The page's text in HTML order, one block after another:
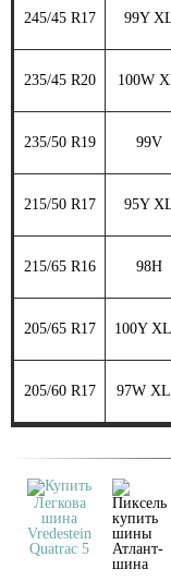
245/45 R17 99Y
235/45 R20 100W
235/50 R19 99V
215/50 R17 95Y
215/65 R16 98H
205/65 R17 100Y
205/60 R17 97W